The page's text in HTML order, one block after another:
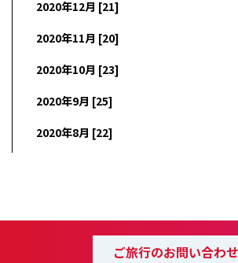
2020年12月 [21]
2020年11月 [20]
2020年10月 [23]
2020年9月 [25]
2020年8月 [22]
ご旅行のお問い合わせ